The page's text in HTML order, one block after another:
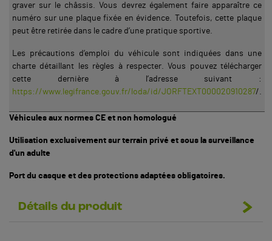
graver sur le châssis. Vous devrez également faire apparaître ce
numéro sur une plaque fixée en évidence. Toutefois, cette plaque
peut être retirée dans le cadre d’une pratique sportive.
Les précautions d’emploi du véhicule sont indiquées dans une
charte détaillant les règles à respecter. Vous pouvez télécharger
cette dernière à l’adresse suivant :
https://www.legifrance.gouv.fr/loda/id/JORFTEXT000020910287/.
Véhicules aux normes CE et non homologué
Utilisation exclusivement sur terrain privé et sous la surveillance
d'un adulte
Port du casque et des protections adaptées obligatoires.
Détails du produit